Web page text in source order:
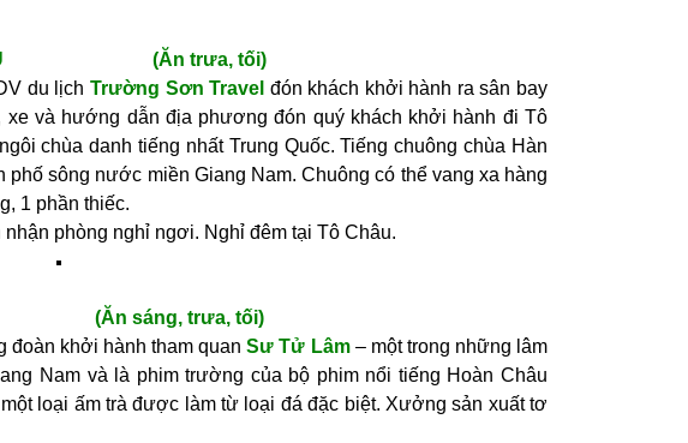
(Ăn trưa, tối)
du lịch Trường Sơn Travel đón khách khởi hành ra sân bay
và hướng dẫn địa phương đón quý khách khởi hành đi Tô
chùa danh tiếng nhất Trung Quốc. Tiếng chuông chùa Hàn
sông nước miền Giang Nam. Chuông có thể vang xa hàng
1 phần thiếc.
phòng nghỉ ngơi. Nghỉ đêm tại Tô Châu.
(Ăn sáng, trưa, tối)
đoàn khởi hành tham quanSư Tử Lâm– một trong những lâm
Nam và là phim trường của bộ phim nổi tiếng Hoàn Châu
loại ấm trà được làm từ loại đá đặc biệt. Xưởng sản xuất tơ